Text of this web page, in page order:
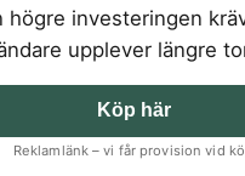
högre investeringen
upplever längre
Köp här
Reklamlänk – vi får provision vid